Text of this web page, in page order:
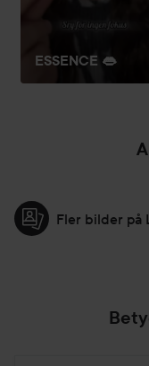
ESSENCE 👄
Fler bilder på